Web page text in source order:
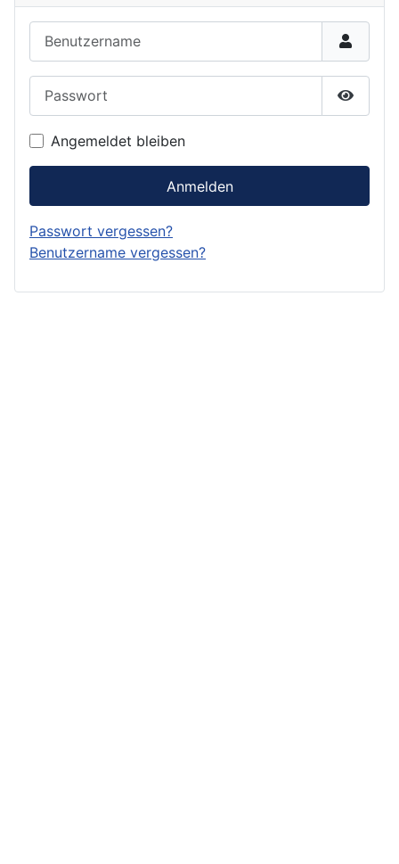
Angemeldet bleiben
Anmelden
Passwort vergessen?
Benutzername vergessen?